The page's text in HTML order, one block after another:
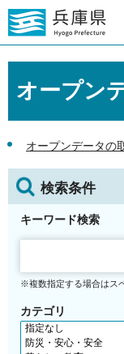
オープン
オープンデータの
検索条件
キーワード検索
※複数指定する場合はス
カテゴリ